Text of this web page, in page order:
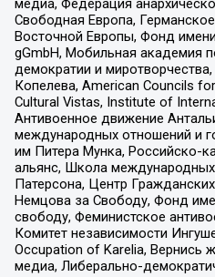
медиа, Федерация
Свободная Европа,
Восточной Европы, Фонд
gGmbH, Мобильная академия
демократии и
Копелева, American Councils
Cultural Vistas, Institute of
Антивоенное движение
международных отношений и
им Питера Мунка, Российско-
альянс, Школа
Патерсона, Центр
Немцова за Свободу, Фонд
свободу, Феминистское
Комитет независимости
Occupation of Karelia,
медиа, Либерально-